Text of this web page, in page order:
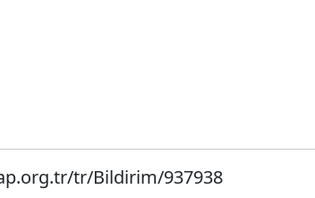
tr/Bildirim/937938